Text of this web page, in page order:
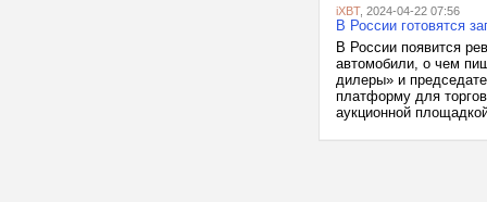
iXBT, 2024-04-22 07:56
В России готовятся
В России появится
автомобили, о чем
дилеры» и
платформу для
аукционной